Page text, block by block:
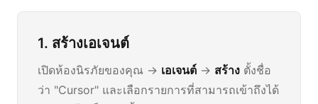
1. สร้างเอเจนต์
เปิดห้องนิรภัยของคุณ → เอเจนต์ → สร้าง ตั้งชื่อ
ว่า "Cursor" และเลือกรายการที่สามารถเข้าถึงได้